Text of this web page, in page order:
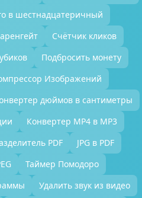
в шестнадцатеричный
Счётчик кликов
Подбросить монету
Изображений
дюймов в сантиметры
Конвертер MP4 в MP3
PDF
JPG в PDF
Таймер Помодоро
Удалить звук из видео